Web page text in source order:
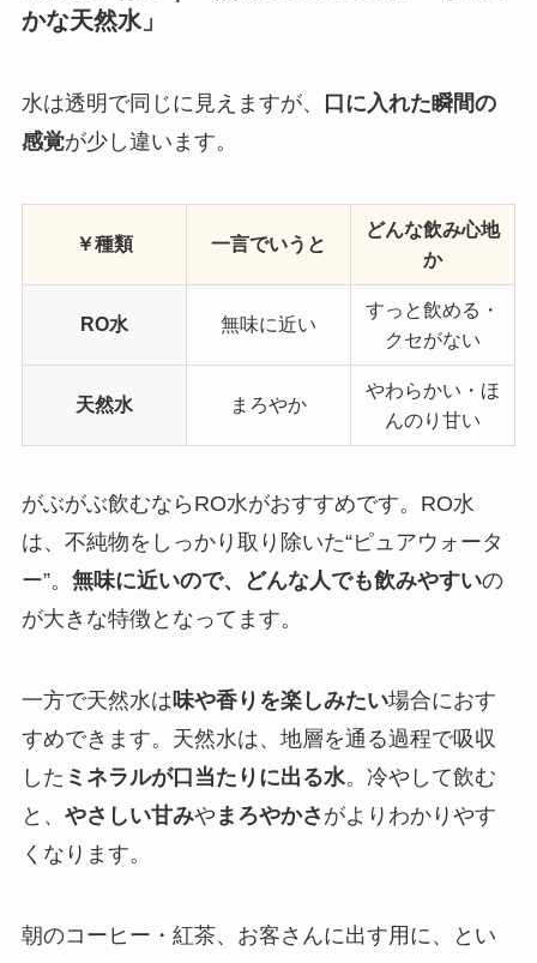
かな天然水」
水は透明で同じに見えますが、
口に入れた瞬間の
感覚が少し違います。
￥種類 一言でいうと
どんな飲み心地
か
RO水 無味に近い
すっと飲める・
クセがない
天然水 まろやか
やわらかい・ほ
んのり甘い
がぶがぶ飲むならRO水がおすすめです。RO水
は、不純物をしっかり取り除いた“ピュアウォータ
ー”。 無味に近いので、どんな人でも飲みやすいの
が大きな特徴となってます。
一方で天然水は味や香りを楽しみたい場合におす
すめできます。天然水は、地層を通る過程で吸収
した ミネラルが口当たりに出る水。冷やして飲む
と、 やさしい甘みや まろやかさ がよりわかりやす
くなります。
朝のコーヒー・紅茶、お客さんに出す用に、とい